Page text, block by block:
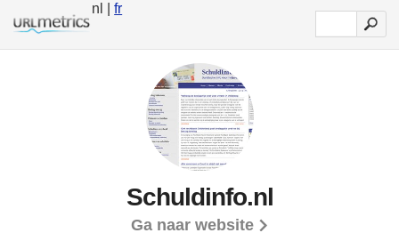
nl |fr
Schuldinfo.nl
Ga naar website